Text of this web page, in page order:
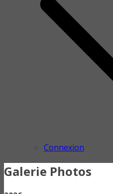
Connexion
Galerie Photos